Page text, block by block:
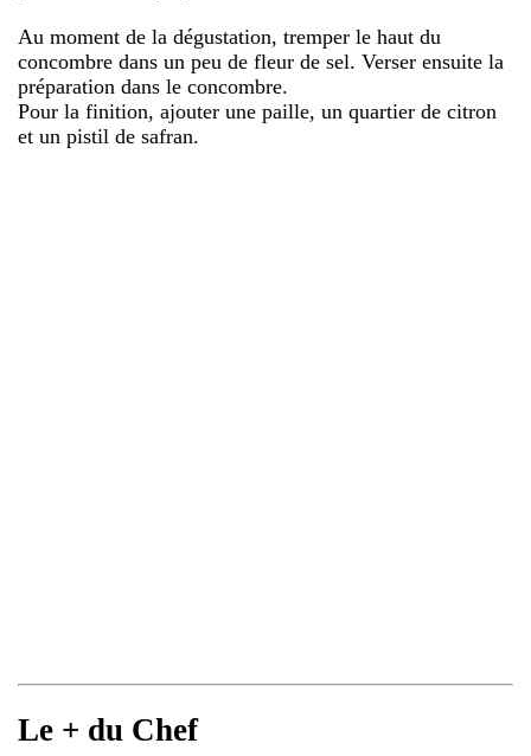
Au moment de la dégustation, tremper le haut du
concombre dans un peu de fleur de sel. Verser ensuite la
préparation dans le concombre.
Pour la finition, ajouter une paille, un quartier de citron
et un pistil de safran.
Le + du Chef